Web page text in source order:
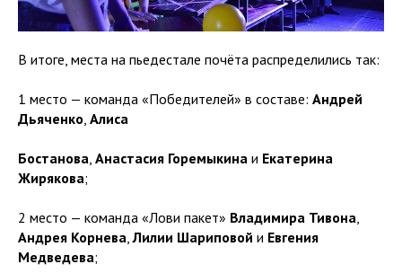
В итоге, места на пьедестале почёта распределились так:
1 место — команда «Победителей» в составе: Андрей
Дьяченко Алиса
Бостанова Анастасия Горемыкина и Екатерина
Жирякова;
2 место — команда «Лови пакет» Владимира Тивона
Андрея Корнева ,Лилии Шариповой и Евгения
Медведева;